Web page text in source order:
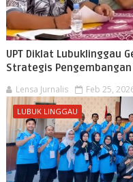
UPT Diklat Lubuklinggau
Strategis Pengembangan
Lensa Jurnalis Feb 25,
LUBUK LINGGAU